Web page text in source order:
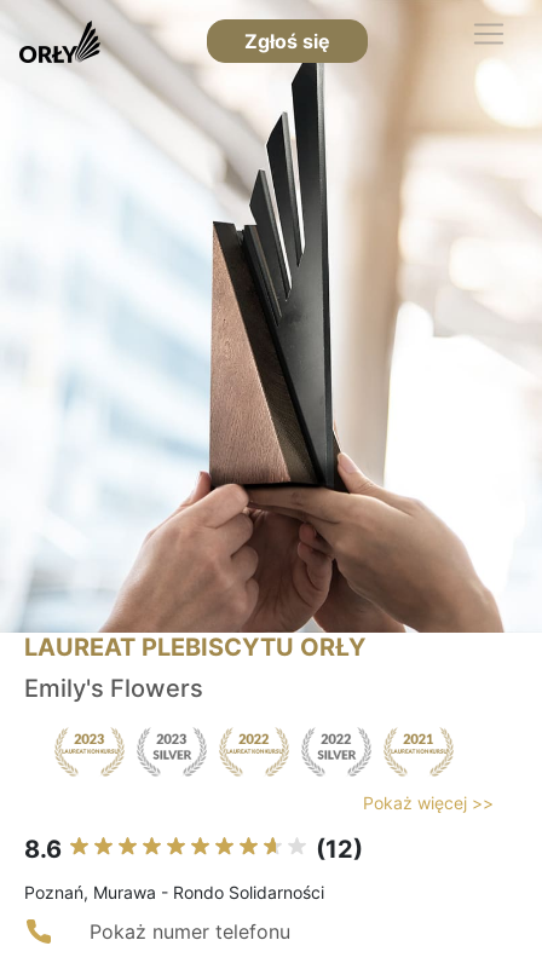
Zgłoś się
LAUREAT PLEBISCYTU ORŁY
Emily's Flowers
Pokaż więcej >>
8.6 (12)
Poznań, Murawa - Rondo Solidarności
Pokaż numer telefonu